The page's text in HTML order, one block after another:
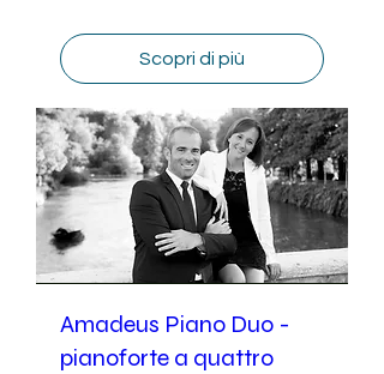
Scopri di più
Amadeus Piano Duo -
pianoforte a quattro